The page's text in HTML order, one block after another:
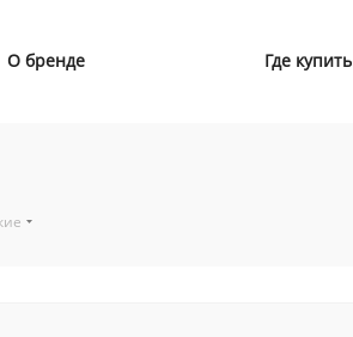
О бренде Где купить